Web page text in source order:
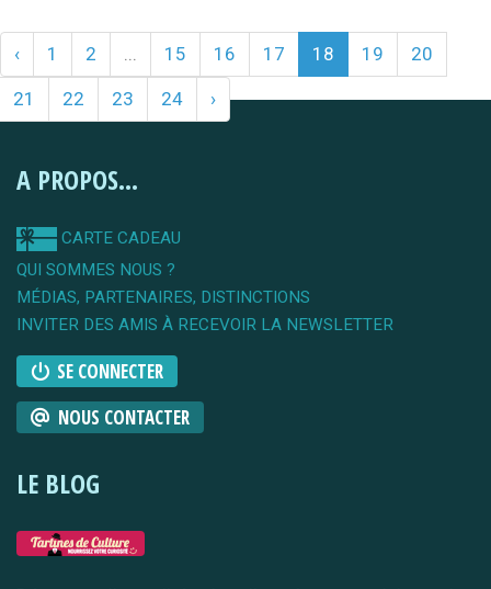
‹ 1 2 ... 15 16 17 18 19 20
21 22 23 24 ›
A PROPOS...
CARTE CADEAU
QUI SOMMES NOUS ?
MÉDIAS, PARTENAIRES, DISTINCTIONS
INVITER DES AMIS À RECEVOIR LA NEWSLETTER
SE CONNECTER
NOUS CONTACTER
LE BLOG